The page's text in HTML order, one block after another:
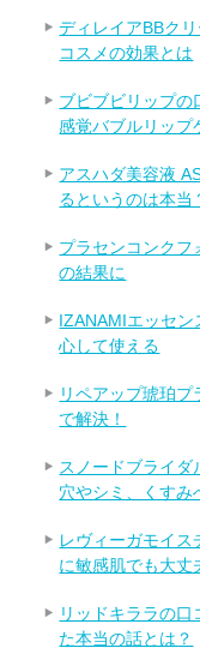
ディレイアBBク
コスメの効果とは
ブビブビリップ
感覚バブルリップ
アスハダ美容液
るというのは本当
プラセンコンクフ
の結果に
IZANAMIエッセ
心して使える
リペアップ琥珀
で解決！
スノードブライ
穴やシミ、くすみ
レヴィーガモイス
に敏感肌でも大丈
リッドキララの
た本当の話とは？